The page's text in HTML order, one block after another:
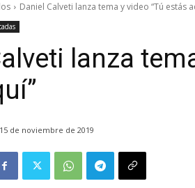
Daniel Calveti lanza tema y video “Tú estás
lanza
15 de noviembre de 2019